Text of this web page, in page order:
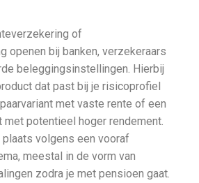
of
openen bij banken, verzekeraars
beleggingsinstellingen. Hierbij
dat past bij je risicoprofiel
met vaste rente of een
met potentieel hoger rendement.
plaats volgens een vooraf
meestal in de vorm van
zodra je met pensioen gaat.